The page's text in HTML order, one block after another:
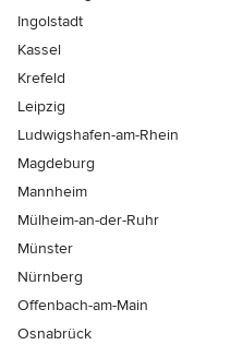
Ingolstadt
Kassel
Krefeld
Leipzig
Ludwigshafen-am-Rhein
Magdeburg
Mannheim
Mülheim-an-der-Ruhr
Münster
Nürnberg
Offenbach-am-Main
Osnabrück